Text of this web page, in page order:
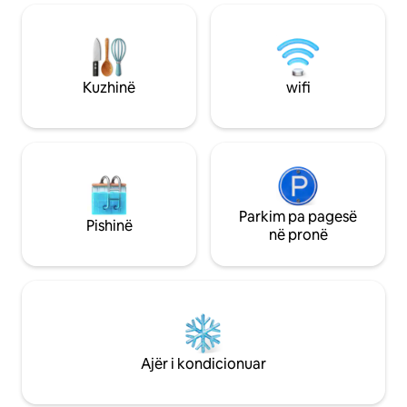
golfin dhe
vendpushimi.
palestër. E
pushime me
vogla familjare
Kuzhinë wifi
Pishinë
Parkim pa pagesë
në pronë
Ajër i kondicionuar